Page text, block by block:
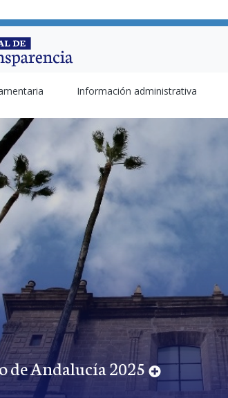
Información administrativa
de Andalucía 2025 MÁS